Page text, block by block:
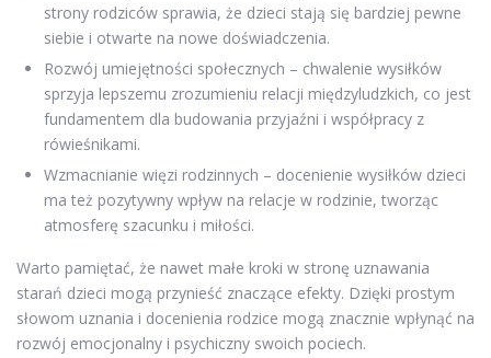
strony rodziców sprawia, że dzieci stają się bardziej pewne
siebie i otwarte na nowe doświadczenia.
Rozwój umiejętności społecznych – chwalenie wysiłków
sprzyja lepszemu zrozumieniu relacji międzyludzkich, co jest
fundamentem dla budowania przyjaźni i współpracy z
rówieśnikami.
Wzmacnianie więzi rodzinnych – docenienie wysiłków dzieci
ma też pozytywny wpływ na relacje w rodzinie, tworząc
atmosferę szacunku i miłości.
Warto pamiętać, że nawet małe kroki w stronę uznawania
starań dzieci mogą przynieść znaczące efekty. Dzięki prostym
słowom uznania i docenienia rodzice mogą znacznie wpłynąć na
rozwój emocjonalny i psychiczny swoich pociech.